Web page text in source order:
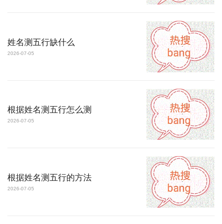
姓名测五行缺什么
2026-07-05
根据姓名测五行怎么测
2026-07-05
根据姓名测五行的方法
2026-07-05